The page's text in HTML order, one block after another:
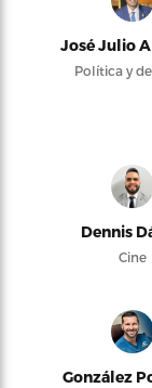
José Julio
Política y
Dennis
Cine
González